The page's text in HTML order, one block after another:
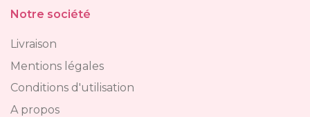
Notre société
Livraison
Mentions légales
Conditions d'utilisation
A propos